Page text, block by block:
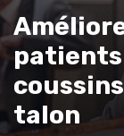
patients
talon